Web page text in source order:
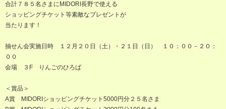
合計７８５名さまにMIDORI長野で使える
ショッピングチケット等素敵なプレゼントが
当たります！
抽せん会実施日時 １２月２０日（土）・２１日（日） １０：００－２０：
００
会場 ３F りんごのひろば
＜賞品＞
A賞 MIDORIショッピングチケット5000円分２５名さま